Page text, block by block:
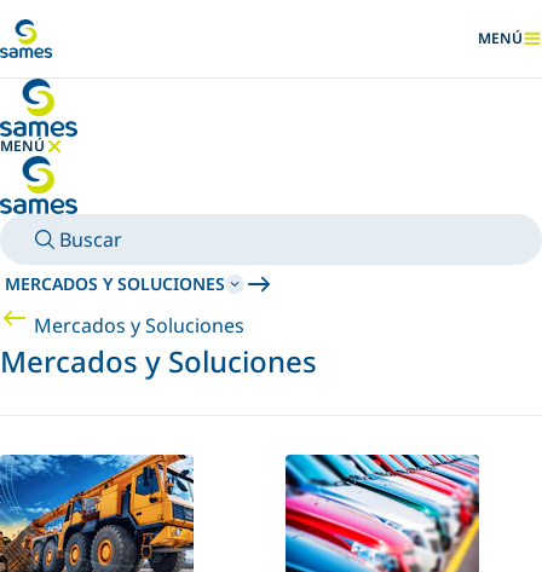
MENÚ
MENÚ
OCULTAR MENÚ
Buscar
MERCADOS Y SOLUCIONES
Mercados y Soluciones
Mercados y Soluciones